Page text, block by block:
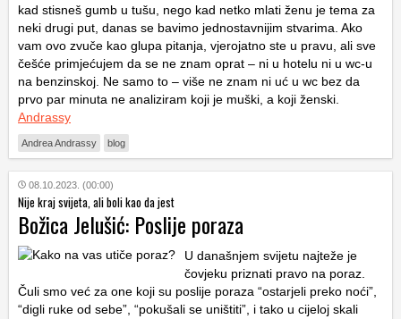
kad stisneš gumb u tušu, nego kad netko mlati ženu je tema za
neki drugi put, danas se bavimo jednostavnijim stvarima. Ako
vam ovo zvuče kao glupa pitanja, vjerojatno ste u pravu, ali sve
češće primjećujem da se ne znam oprat – ni u hotelu ni u wc-u
na benzinskoj. Ne samo to – više ne znam ni uć u wc bez da
prvo par minuta ne analiziram koji je muški, a koji ženski.
Andrassy
Andrea Andrassy blog
08.10.2023. (00:00)
Nije kraj svijeta, ali boli kao da jest
Božica Jelušić: Poslije poraza
U današnjem svijetu najteže je
čovjeku priznati pravo na poraz.
Čuli smo već za one koji su poslije poraza “ostarjeli preko noći”,
“digli ruke od sebe”, “pokušali se uništiti”, i tako u cijeloj skali